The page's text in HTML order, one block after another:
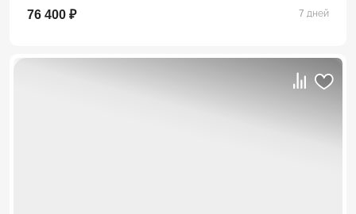
76 400 ₽ 7 дней